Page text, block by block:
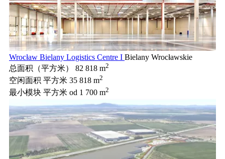
Wrocław Bielany Logistics Centre I Bielany Wrocławskie
总面积（平方米）
82 818 m2
空闲面积 平方米 35 818 m2
最小模块 平方米 od 1 700 m2